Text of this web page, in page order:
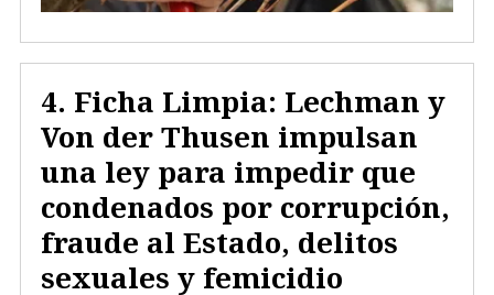
Ficha Limpia: Lechman y
Von der Thusen impulsan
una ley para impedir que
condenados por corrupción,
fraude al Estado, delitos
sexuales y femicidio